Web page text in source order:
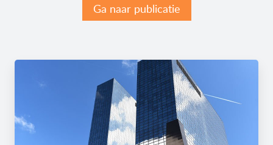
Ga naar publicatie